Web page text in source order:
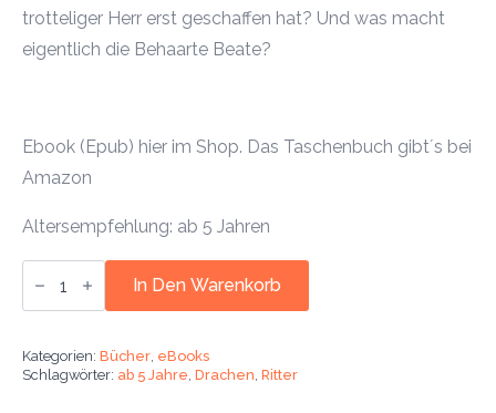
trotteliger Herr erst geschaffen hat? Und was macht
eigentlich die Behaarte Beate?
Ebook (Epub) hier im Shop. Das Taschenbuch gibt´s bei
Amazon
Altersempfehlung: ab 5 Jahren
Ebook:
Der
elf
zufällige
In Den Warenkorb
Kategorien: Bücher, eBooks
Schlagwörter: ab 5 Jahre, Drachen, Ritter